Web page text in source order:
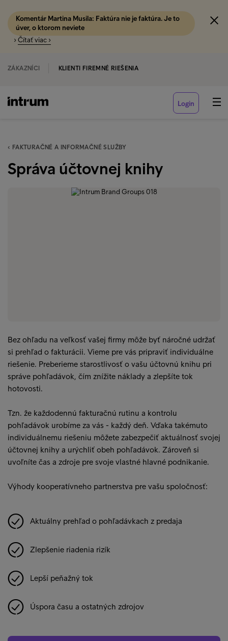
Komentár Martina Musila: Faktúra nie je faktúra. Je to
úver, o ktorom neviete
› Čítať viac ›
ZÁKAZNÍCI KLIENTI FIREMNÉ RIEŠENIA
Login
‹ FAKTURAČNÉ A INFORMAČNÉ SLUŽBY
Správa účtovnej knihy
Bez ohľadu na veľkosť vašej firmy môže byť náročné udržať
si prehľad o fakturácii. Vieme pre vás pripraviť individuálne
riešenie. Preberieme starostlivosť o vašu účtovnú knihu pri
správe pohľadávok, čím znížite náklady a zlepšíte tok
hotovosti.
Tzn. že každodennú fakturačnú rutinu a kontrolu
pohľadávok urobíme za vás - každý deň. Vďaka takémuto
individuálnemu riešeniu môžete zabezpečiť aktuálnosť svojej
účtovnej knihy a urýchliť obeh pohľadávok. Zároveň si
uvoľníte čas a zdroje pre svoje vlastné hlavné podnikanie.
Výhody kooperatívneho partnerstva pre vašu spoločnosť:
Aktuálny prehľad o pohľadávkach z predaja
Zlepšenie riadenia rizík
Lepší peňažný tok
Úspora času a ostatných zdrojov